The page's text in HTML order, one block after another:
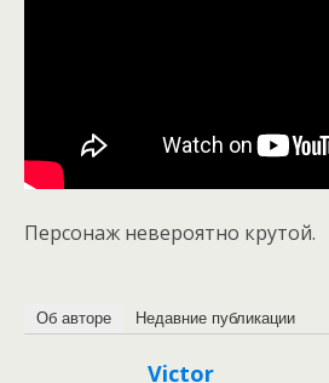
Персонаж невероятно крутой.
Об авторе Недавние публикации
Victor